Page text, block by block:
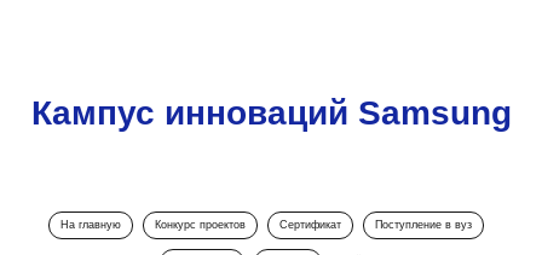
Кампус инноваций Samsung
На главную Конкурс проектов Сертификат Поступление в вуз